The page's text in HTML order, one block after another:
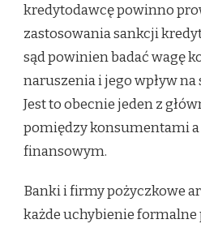
kredytodawcę powinno
zastosowania sankcji
sąd powinien badać wagę
naruszenia i jego wpływ
Jest to obecnie jeden z
pomiędzy konsumentami
finansowym.
Banki i firmy pożyczkowe
każde uchybienie